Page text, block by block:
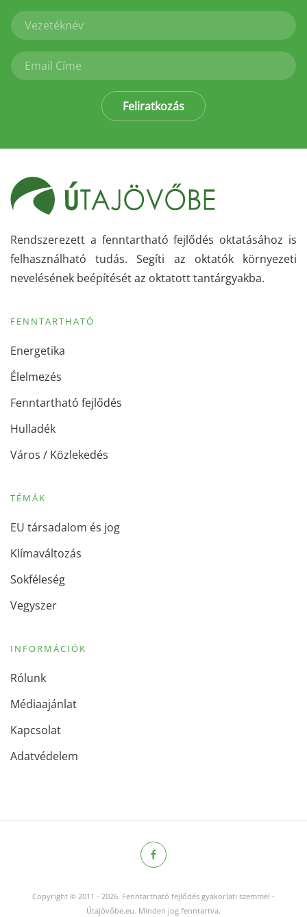
Feliratkozás
Rendszerezett a fenntartható fejlődés oktatásához is
felhasználható tudás. Segíti az oktatók környezeti
nevelésének beépítését az oktatott tantárgyakba.
FENNTARTHATÓ
Energetika
Élelmezés
Fenntartható fejlődés
Hulladék
Város / Közlekedés
TÉMÁK
EU társadalom és jog
Klímaváltozás
Sokféleség
Vegyszer
INFORMÁCIÓK
Rólunk
Médiaajánlat
Kapcsolat
Adatvédelem
Copyright © 2011 - 2026. Fenntartható fejlődés gyakorlati szemmel -
Útajövőbe.eu. Minden jog fenntartva.